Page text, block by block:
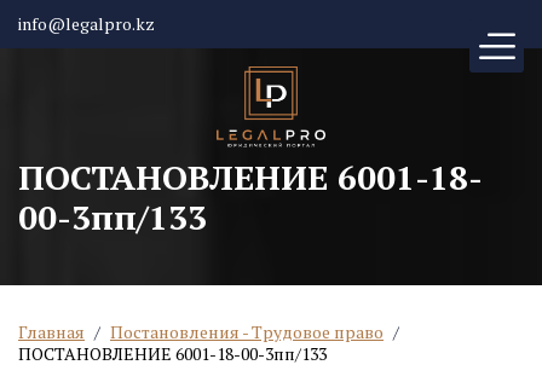
info@legalpro.kz
ПОСТАНОВЛЕНИЕ 6001-18-
00-3пп/133
Главная / Постановления - Трудовое право /
ПОСТАНОВЛЕНИЕ 6001-18-00-3пп/133